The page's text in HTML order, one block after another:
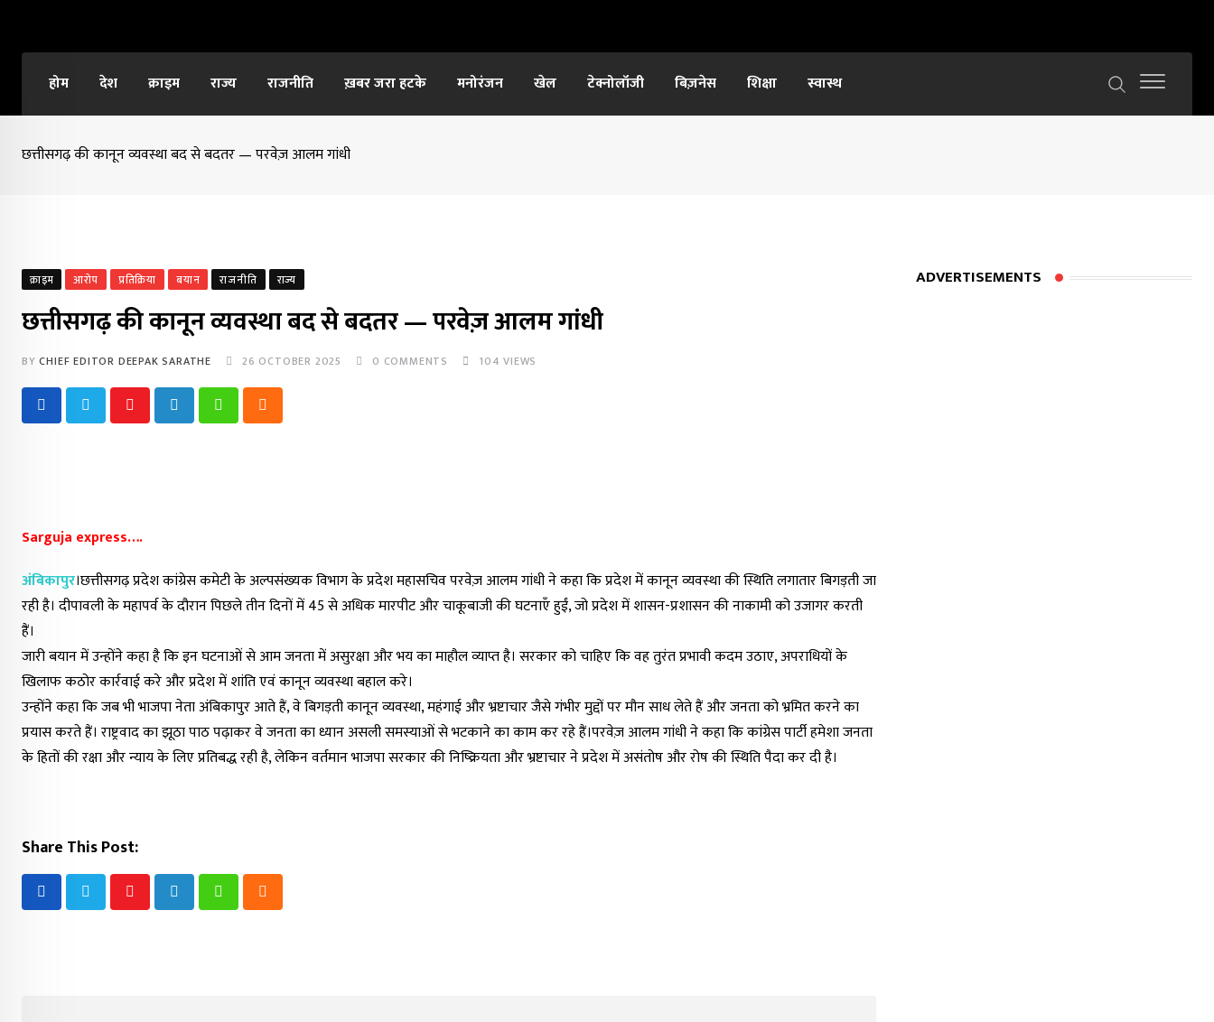
content
होम
देश क्राइम राज्य राजनीति ख़बर जरा हटके मनोरंजन खेल टेक्नोलॉजी बिज़नेस शिक्षा स्वास्थ
छत्तीसगढ़ की कानून व्यवस्था बद से बदतर — परवेज़ आलम गांधी
क्राइम आरोप प्रतिक्रिया बयान राजनीति राज्य
छत्तीसगढ़ की कानून व्यवस्था बद से बदतर — परवेज़ आलम गांधी
BYCHIEF EDITOR DEEPAK SARATHE 26 OCTOBER 2025 0 COMMENTS 104 VIEWS
YoutubeLinkedInWhatsappCloud
Sarguja express….
अंबिकापुर।छत्तीसगढ़ प्रदेश कांग्रेस कमेटी के अल्पसंख्यक विभाग के प्रदेश महासचिव परवेज़ आलम गांधी ने कहा कि प्रदेश में कानून व्यवस्था की स्थिति लगातार बिगड़ती जा
रही है। दीपावली के महापर्व के दौरान पिछले तीन दिनों में 45 से अधिक मारपीट और चाकूबाजी की घटनाएँ हुईं, जो प्रदेश में शासन-प्रशासन की नाकामी को उजागर करती
हैं।
जारी बयान में उन्होंने कहा है कि इन घटनाओं से आम जनता में असुरक्षा और भय का माहौल व्याप्त है। सरकार को चाहिए कि वह तुरंत प्रभावी कदम उठाए, अपराधियों के
खिलाफ कठोर कार्रवाई करे और प्रदेश में शांति एवं कानून व्यवस्था बहाल करे।
उन्होंने कहा कि जब भी भाजपा नेता अंबिकापुर आते हैं, वे बिगड़ती कानून व्यवस्था, महंगाई और भ्रष्टाचार जैसे गंभीर मुद्दों पर मौन साध लेते हैं और जनता को भ्रमित करने का
प्रयास करते हैं। राष्ट्रवाद का झूठा पाठ पढ़ाकर वे जनता का ध्यान असली समस्याओं से भटकाने का काम कर रहे हैं।परवेज़ आलम गांधी ने कहा कि कांग्रेस पार्टी हमेशा जनता
के हितों की रक्षा और न्याय के लिए प्रतिबद्ध रही है, लेकिन वर्तमान भाजपा सरकार की निष्क्रियता और भ्रष्टाचार ने प्रदेश में असंतोष और रोष की स्थिति पैदा कर दी है।
Share This Post:
YoutubeLinkedInWhatsappCloud
ADVERTISEMENTS